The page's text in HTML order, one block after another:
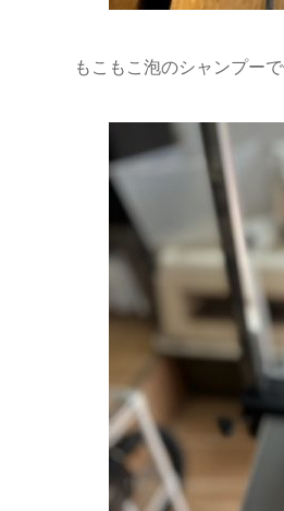
もこもこ泡のシャンプー